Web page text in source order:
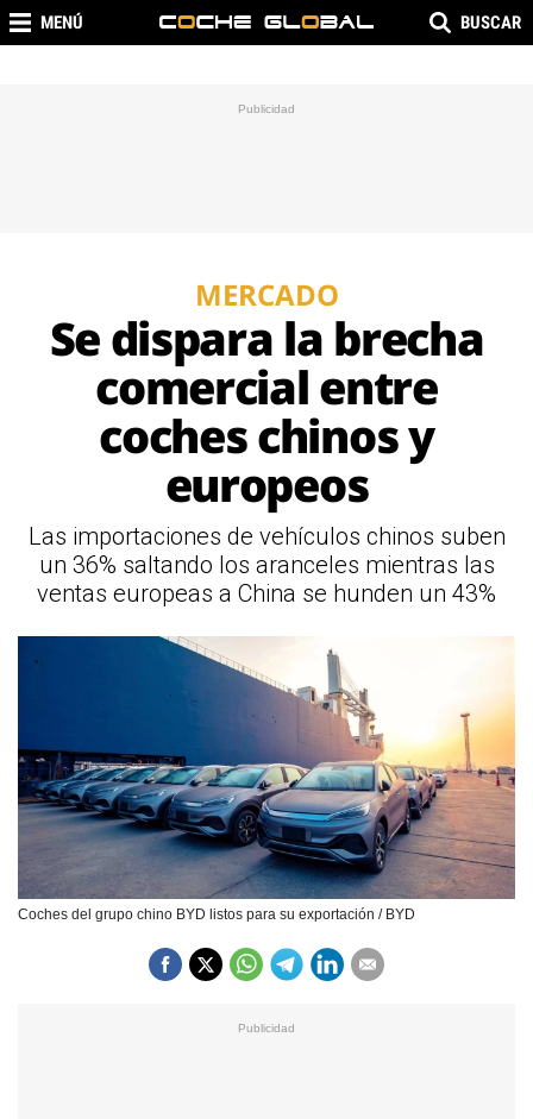
MENÚ BUSCAR
MERCADO
Se dispara la brecha
comercial entre
coches chinos y
europeos
Las importaciones de vehículos chinos suben
un 36% saltando los aranceles mientras las
ventas europeas a China se hunden un 43%
Coches del grupo chino BYD listos para su exportación / BYD